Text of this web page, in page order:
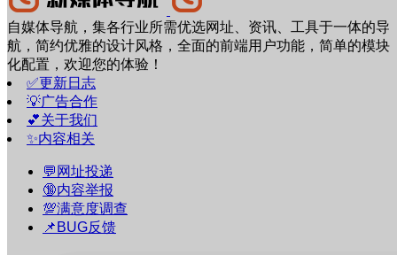
自媒体导航，集各行业所需优选网址、资讯、工具于一体的导
航，简约优雅的设计风格，全面的前端用户功能，简单的模块
化配置，欢迎您的体验！
✅更新日志
💡广告合作
💕关于我们
✨内容相关
💬网址投递
🔞内容举报
💯满意度调查
📌BUG反馈